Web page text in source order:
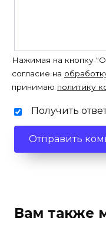
Нажимая на кнопку
согласие на
принимаю политику
Получить
Вам также